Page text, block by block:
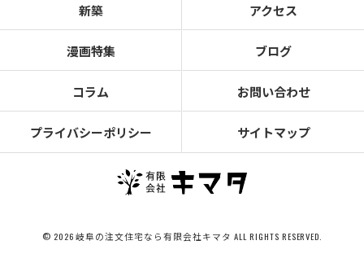
新築 アクセス
漫画特集 ブログ
コラム お問い合わせ
プライバシーポリシー サイトマップ
© 2026 岐阜の注文住宅なら有限会社キマタ ALL RIGHTS RESERVED.